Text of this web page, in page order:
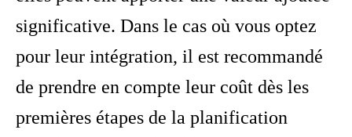
significative. Dans le cas où vous optez
pour leur intégration, il est recommandé
de prendre en compte leur coût dès les
premières étapes de la planification